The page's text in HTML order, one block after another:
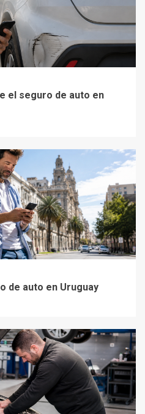
el seguro de auto en
de auto en Uruguay